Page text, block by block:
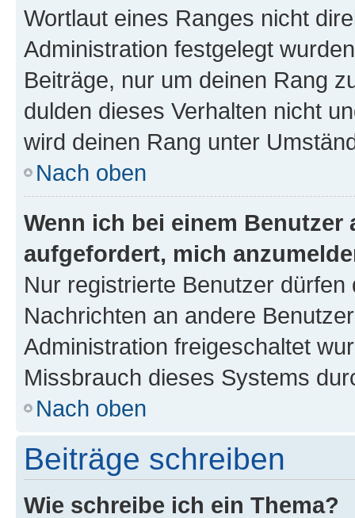
Wortlaut eines Ranges nicht
Administration festgelegt
Beiträge, nur um deinen Rang
dulden dieses Verhalten nicht
wird deinen Rang unter
Nach oben
Wenn ich bei einem
aufgefordert, mich
Nur registrierte Benutzer
Nachrichten an andere
Administration freigeschaltet
Missbrauch dieses Systems
Nach oben
Beiträge schreiben
Wie schreibe ich ein Thema?